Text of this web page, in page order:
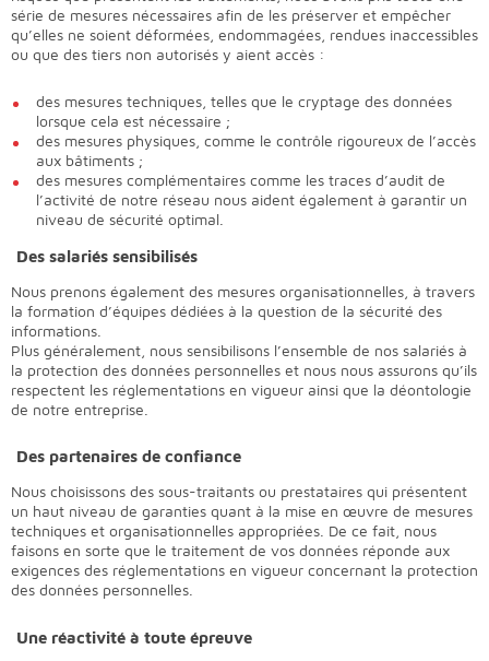
série de mesures nécessaires afin de les préserver et empêcher
qu’elles ne soient déformées, endommagées, rendues inaccessibles
ou que des tiers non autorisés y aient accès :
des mesures techniques, telles que le cryptage des données
lorsque cela est nécessaire ;
des mesures physiques, comme le contrôle rigoureux de l’accès
aux bâtiments ;
des mesures complémentaires comme les traces d’audit de
l’activité de notre réseau nous aident également à garantir un
niveau de sécurité optimal.
Des salariés sensibilisés
Nous prenons également des mesures organisationnelles, à travers
la formation d’équipes dédiées à la question de la sécurité des
informations.
Plus généralement, nous sensibilisons l’ensemble de nos salariés à
la protection des données personnelles et nous nous assurons qu’ils
respectent les réglementations en vigueur ainsi que la déontologie
de notre entreprise.
Des partenaires de confiance
Nous choisissons des sous-traitants ou prestataires qui présentent
un haut niveau de garanties quant à la mise en œuvre de mesures
techniques et organisationnelles appropriées. De ce fait, nous
faisons en sorte que le traitement de vos données réponde aux
exigences des réglementations en vigueur concernant la protection
des données personnelles.
Une réactivité à toute épreuve